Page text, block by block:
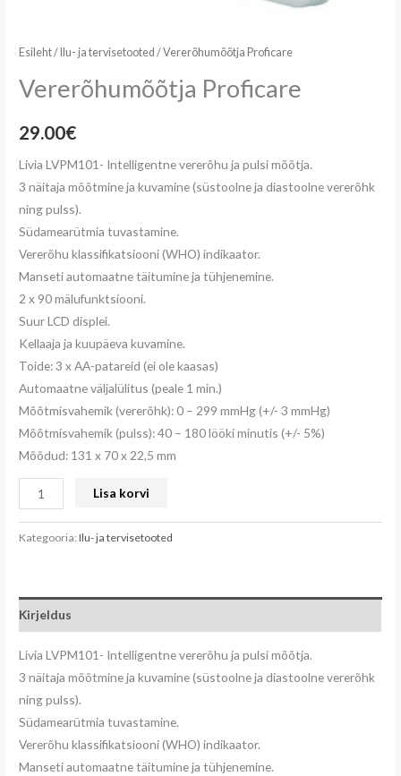
Esileht/ Ilu- ja tervisetooted / Vererõhumõõtja Proficare
Vererõhumõõtja Proficare
29.00€
Livia LVPM101- Intelligentne vererõhu ja pulsi mõõtja.
3 näitaja mõõtmine ja kuvamine (süstoolne ja diastoolne vererõhk
ning pulss).
Südamearütmia tuvastamine.
Vererõhu klassifikatsiooni (WHO) indikaator.
Manseti automaatne täitumine ja tühjenemine.
2 x 90 mälufunktsiooni.
Suur LCD displei.
Kellaaja ja kuupäeva kuvamine.
Toide: 3 x AA-patareid (ei ole kaasas)
Automaatne väljalülitus (peale 1 min.)
Mõõtmisvahemik (vererõhk): 0 – 299 mmHg (+/- 3 mmHg)
Mõõtmisvahemik (pulss): 40 – 180 lööki minutis (+/- 5%)
Mõõdud: 131 x 70 x 22,5 mm
Lisa korvi
Kategooria:Ilu- ja tervisetooted
Kirjeldus
Livia LVPM101- Intelligentne vererõhu ja pulsi mõõtja.
3 näitaja mõõtmine ja kuvamine (süstoolne ja diastoolne vererõhk
ning pulss).
Südamearütmia tuvastamine.
Vererõhu klassifikatsiooni (WHO) indikaator.
Manseti automaatne täitumine ja tühjenemine.